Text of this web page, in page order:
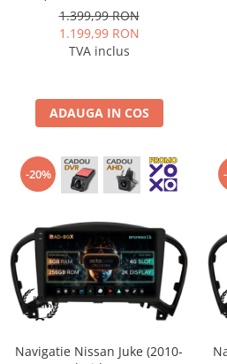
Conectică Hyundai
Lumini ambientale
2GB RAM + 32GB ROM, 9 Inch
- AD-BGE9002+AD-BGRKIT168
1.399,99 RON
1.199,99 RON
TVA inclus
ADAUGA IN COS
-
-20%
Navigatie Nissan Juke (2010-